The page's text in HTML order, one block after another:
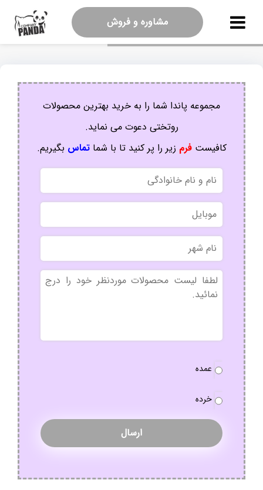
مشاوره و فروش
مجموعه پاندا شما را به خرید بهترین محصولات
روتختی دعوت می نماید.
کافیستفرم زیر را پر کنید تا با شماتماس بگیریم.
نام
و
نام
خانوادگی
موبایل
نام
شهر
بدون
عنوان
نوع
عمده
خرده